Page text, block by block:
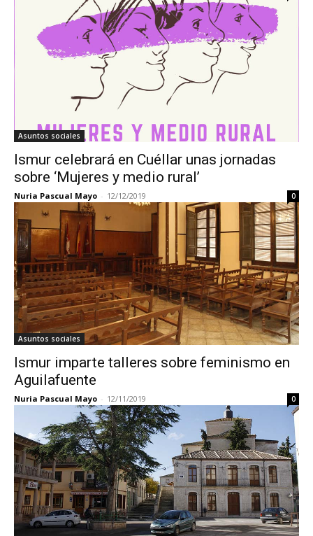
Asuntos sociales
Ismur celebrará en Cuéllar unas jornadas
sobre ‘Mujeres y medio rural’
Nuria Pascual Mayo - 12/12/2019 0
Asuntos sociales
Ismur imparte talleres sobre feminismo en
Aguilafuente
Nuria Pascual Mayo - 12/11/2019 0